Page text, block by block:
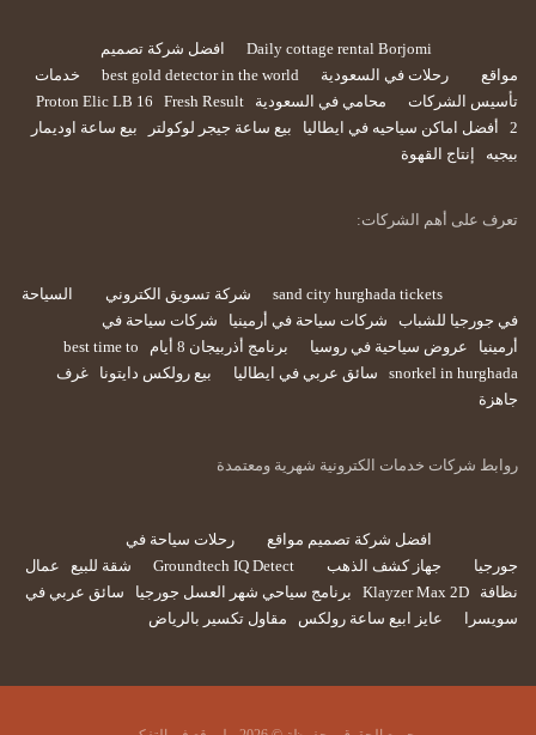
Daily cottage rental Borjomi
افضل شركة تصميم
مواقع
رحلات في السعودية best gold detector in the world
خدمات
تأسيس الشركات
محامي في السعودية Proton Elic LB 16
Fresh Result
2
أفضل اماكن سياحيه في ايطاليا بيع ساعة جيجر لوكولتر
بيع ساعة اوديمار
بيجيه
إنتاج القهوة
تعرف على أهم الشركات:
sand city hurghada tickets شركة تسويق الكتروني
السياحة
في جورجيا للشباب
شركات سياحة في أرمينيا
شركات سياحة في
أرمينيا
عروض سياحية في روسيا برنامج أذربيجان 8 أيام
best time to
snorkel in hurghada
سائق عربي في ايطاليا بيع رولكس دايتونا
غرف
جاهزة
روابط شركات خدمات الكترونية شهرية ومعتمدة
افضل شركة تصميم مواقع
رحلات سياحة في
جورجيا
جهاز كشف الذهب Groundtech IQ Detect شقة للبيع
عمال
نظافة
Klayzer Max 2D برنامج سياحي شهر العسل جورجيا
سائق عربي في
سويسرا
عايز ابيع ساعة رولكس مقاول تكسير بالرياض